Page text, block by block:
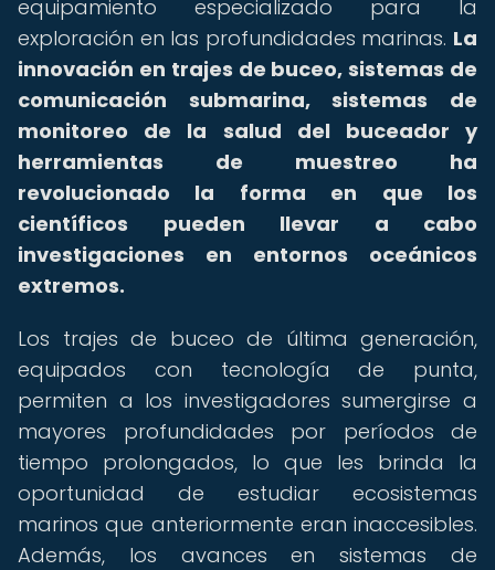
equipamiento especializado para la
exploración en las profundidades marinas. La
innovación en trajes de buceo, sistemas de
comunicación submarina, sistemas de
monitoreo de la salud del buceador y
herramientas de muestreo ha
revolucionado la forma en que los
científicos pueden llevar a cabo
investigaciones en entornos oceánicos
extremos.
Los trajes de buceo de última generación,
equipados con tecnología de punta,
permiten a los investigadores sumergirse a
mayores profundidades por períodos de
tiempo prolongados, lo que les brinda la
oportunidad de estudiar ecosistemas
marinos que anteriormente eran inaccesibles.
Además, los avances en sistemas de